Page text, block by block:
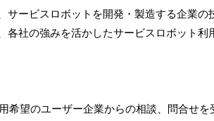
サービスロボットを開発・製造する企業
各社の強みを活かしたサービスロボット利
希望のユーザー企業からの相談、問合せを